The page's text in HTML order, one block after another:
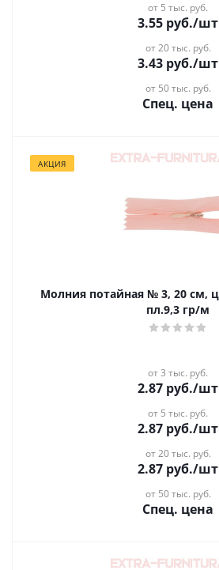
от 5 тыс. руб.
3.55 руб./шт
от 20 тыс. руб.
3.43 руб./шт
от 50 тыс. руб.
Спец. цена
АКЦИЯ
Молния потайная № 3, 20 см, цв. 136 персик п/э
пл.9,3 гр/м
от 3 тыс. руб.
2.87 руб./шт
от 5 тыс. руб.
2.87 руб./шт
от 20 тыс. руб.
2.87 руб./шт
от 50 тыс. руб.
Спец. цена